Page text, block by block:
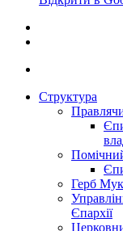
Структура
Герб
Єпархії